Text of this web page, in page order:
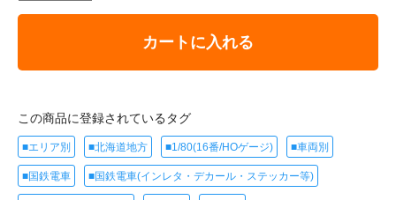
カートに入れる
この商品に登録されているタグ
■エリア別 ■北海道地方 ■1/80(16番/HOゲージ) ■車両別
■国鉄電車 ■国鉄電車(インレタ・デカール・ステッカー等)